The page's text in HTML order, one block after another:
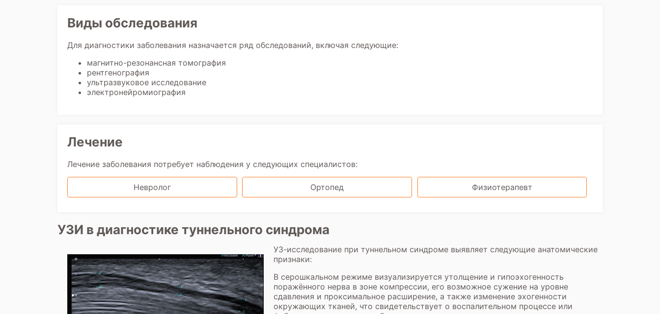
Виды обследования
Для диагностики заболевания назначается ряд обследований, включая следующие:
магнитно-резонансная томография
рентгенография
ультразвуковое исследование
электронейромиография
Лечение
Лечение заболевания потребует наблюдения у следующих специалистов:
Невролог Ортопед Физиотерапевт
УЗИ в диагностике туннельного синдрома
УЗ-исследование при туннельном синдроме выявляет следующие анатомические
признаки:
В серошкальном режиме визуализируется утолщение и гипоэхогенность
поражённого нерва в зоне компрессии, его возможное сужение на уровне
сдавления и проксимальное расширение, а также изменение эхогенности
окружающих тканей, что свидетельствует о воспалительном процессе или